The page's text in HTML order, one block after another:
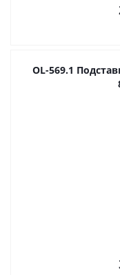
OL-569.1 Подставка